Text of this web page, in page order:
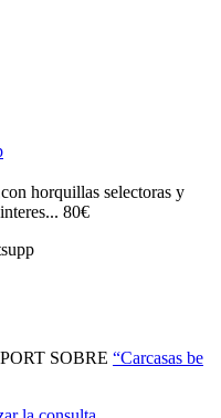
horquillas selectoras y
80€
SOBRE
la consulta